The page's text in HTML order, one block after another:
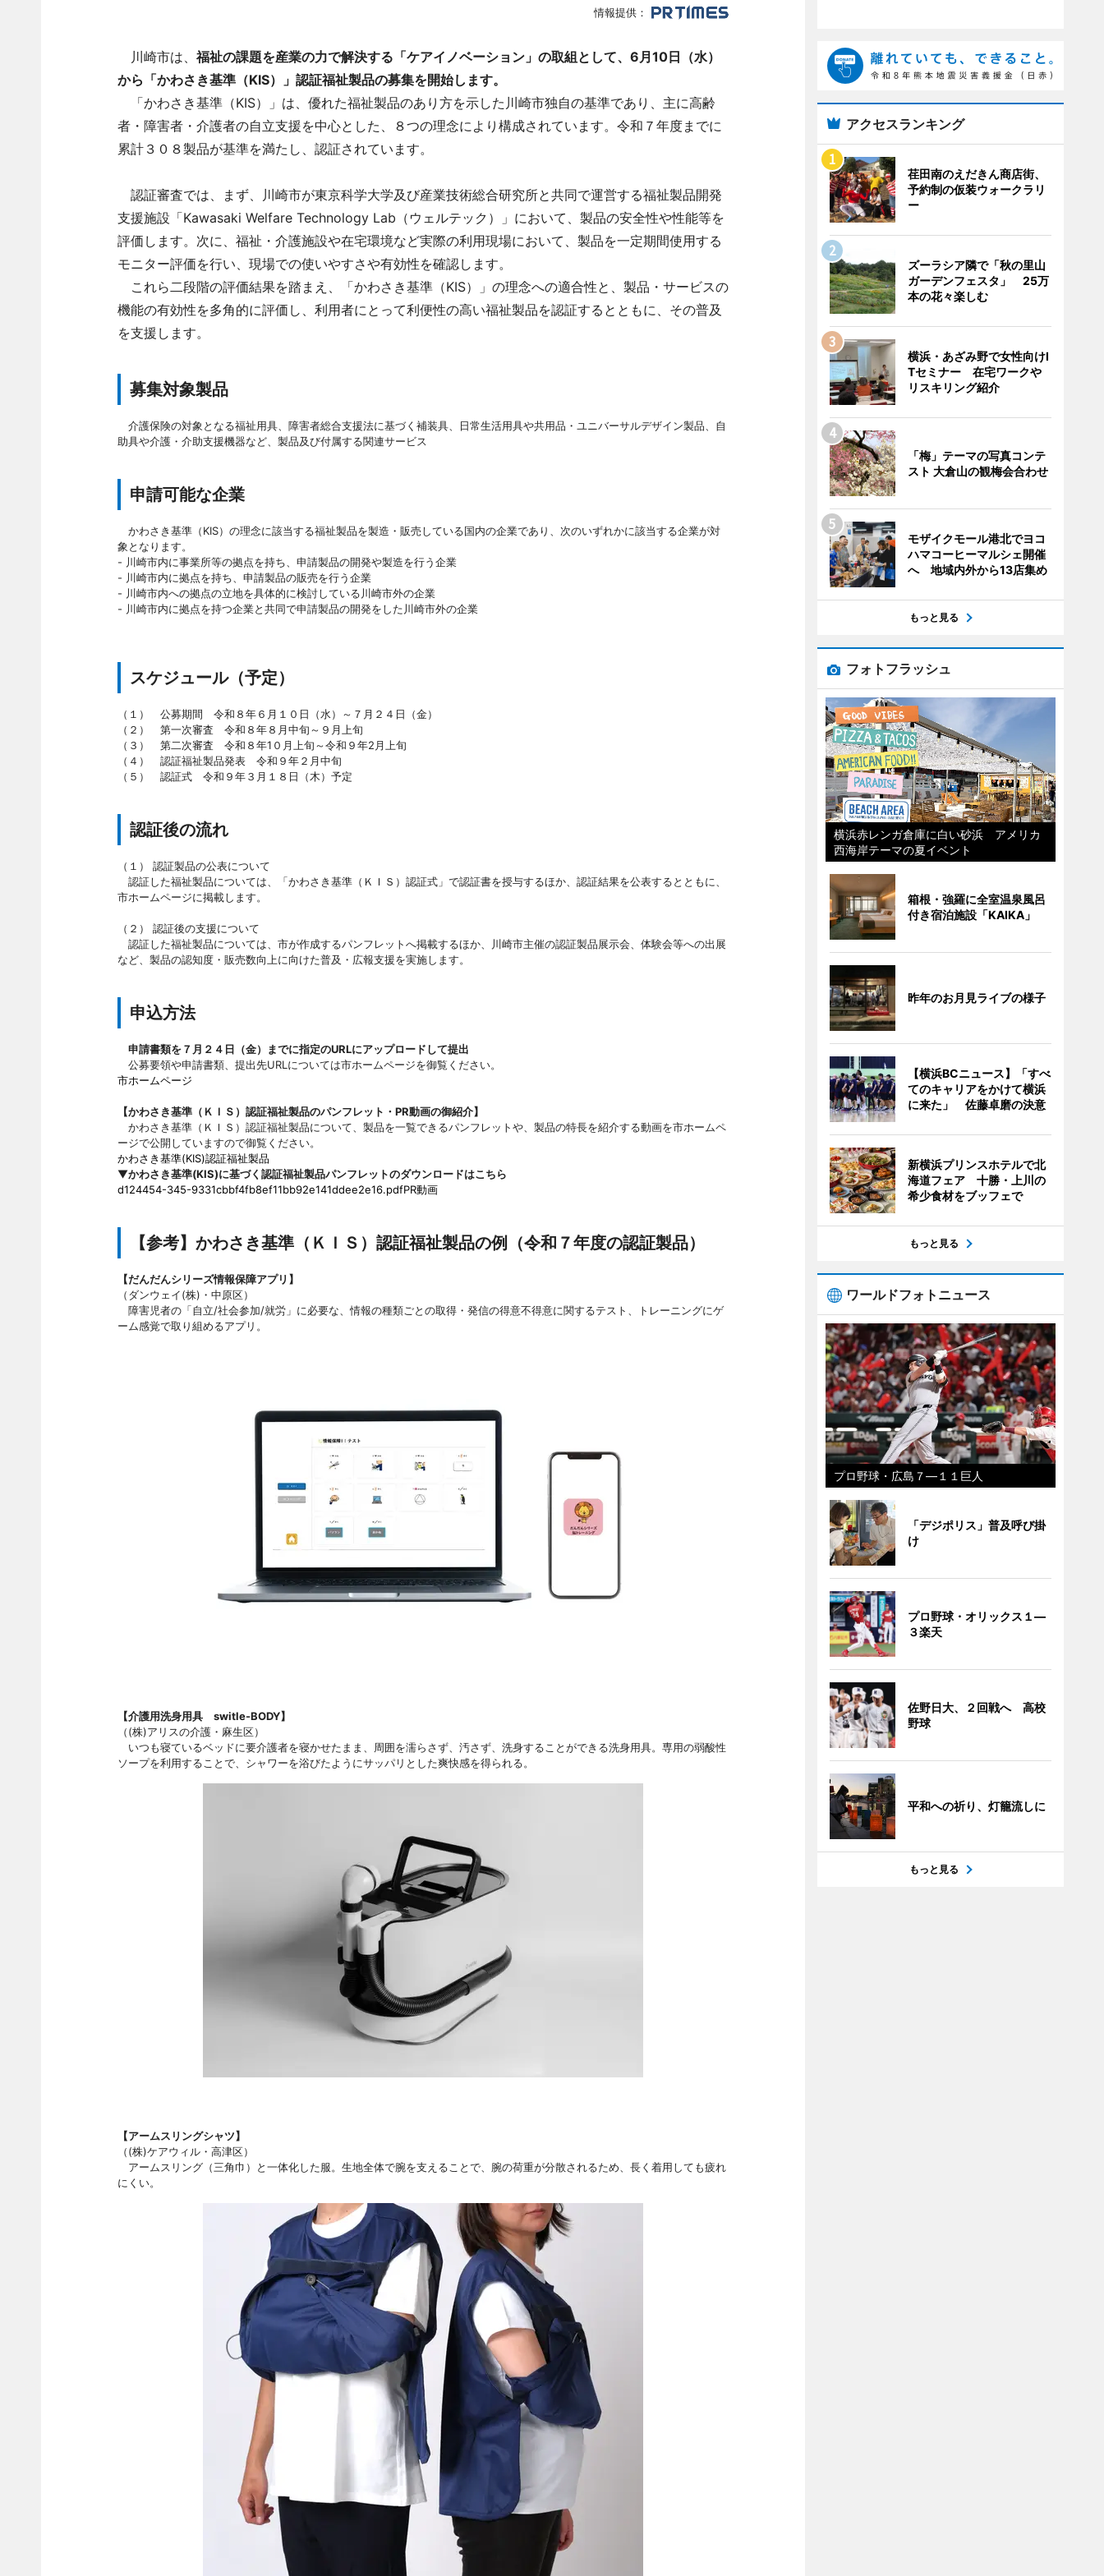
情報提供：
川崎市は、 福祉の課題を産業の力で解決する「ケアイノベーション」の取組として、6月10日（水）
から「かわさき基準（KIS）」認証福祉製品の募集を開始します。
「かわさき基準（KIS）」は、優れた福祉製品のあり方を示した川崎市独自の基準であり、主に高齢
者・障害者・介護者の自立支援を中心とした、８つの理念により構成されています。令和７年度までに
累計３０８製品が基準を満たし、認証されています。
認証審査では、まず、川崎市が東京科学大学及び産業技術総合研究所と共同で運営する福祉製品開発
支援施設「Kawasaki Welfare Technology Lab（ウェルテック）」において、製品の安全性や性能等を
評価します。次に、福祉・介護施設や在宅環境など実際の利用現場において、製品を一定期間使用する
モニター評価を行い、現場での使いやすさや有効性を確認します。
これら二段階の評価結果を踏まえ、「かわさき基準（KIS）」の理念への適合性と、製品・サービスの
機能の有効性を多角的に評価し、利用者にとって利便性の高い福祉製品を認証するとともに、その普及
を支援します。
募集対象製品
介護保険の対象となる福祉用具、障害者総合支援法に基づく補装具、日常生活用具や共用品・ユニバーサルデザイン製品、自
助具や介護・介助支援機器など、製品及び付属する関連サービス
申請可能な企業
かわさき基準（KIS）の理念に該当する福祉製品を製造・販売している国内の企業であり、次のいずれかに該当する企業が対
象となります。
- 川崎市内に事業所等の拠点を持ち、申請製品の開発や製造を行う企業
- 川崎市内に拠点を持ち、申請製品の販売を行う企業
- 川崎市内への拠点の立地を具体的に検討している川崎市外の企業
- 川崎市内に拠点を持つ企業と共同で申請製品の開発をした川崎市外の企業
スケジュール（予定）
（１） 公募期間 令和８年６月１０日（水）～７月２４日（金）
（２） 第一次審査 令和８年８月中旬～９月上旬
（３） 第二次審査 令和８年1０月上旬～令和９年2月上旬
（４） 認証福祉製品発表 令和９年２月中旬
（５） 認証式 令和９年３月１８日（木）予定
認証後の流れ
（１） 認証製品の公表について
認証した福祉製品については、「かわさき基準（ＫＩＳ）認証式」で認証書を授与するほか、認証結果を公表するとともに、
市ホームページに掲載します。
（２） 認証後の支援について
認証した福祉製品については、市が作成するパンフレットへ掲載するほか、川崎市主催の認証製品展示会、体験会等への出展
など、製品の認知度・販売数向上に向けた普及・広報支援を実施します。
申込方法
申請書類を７月２４日（金）までに指定のURLにアップロードして提出
公募要領や申請書類、提出先URLについては市ホームページを御覧ください。
市ホームページ
【かわさき基準（ＫＩＳ）認証福祉製品のパンフレット・PR動画の御紹介】
かわさき基準（ＫＩＳ）認証福祉製品について、製品を一覧できるパンフレットや、製品の特長を紹介する動画を市ホームペ
ージで公開していますので御覧ください。
かわさき基準(KIS)認証福祉製品
▼かわさき基準(KIS)に基づく認証福祉製品パンフレットのダウンロードはこちら
d124454-345-9331cbbf4fb8ef11bb92e141ddee2e16.pdfPR動画
【参考】かわさき基準（ＫＩＳ）認証福祉製品の例（令和７年度の認証製品）
【だんだんシリーズ情報保障アプリ】
（ダンウェイ(株)・中原区）
障害児者の「自立/社会参加/就労」に必要な、情報の種類ごとの取得・発信の得意不得意に関するテスト、トレーニングにゲ
ーム感覚で取り組めるアプリ。
【介護用洗身用具 switle-BODY】
（(株)アリスの介護・麻生区）
いつも寝ているベッドに要介護者を寝かせたまま、周囲を濡らさず、汚さず、洗身することができる洗身用具。専用の弱酸性
ソープを利用することで、シャワーを浴びたようにサッパリとした爽快感を得られる。
【アームスリングシャツ】
（(株)ケアウィル・高津区）
アームスリング（三角巾）と一体化した服。生地全体で腕を支えることで、腕の荷重が分散されるため、長く着用しても疲れ
にくい。
アクセスランキング
荏田南のえだきん商店街、
予約制の仮装ウォークラリ
ー
ズーラシア隣で「秋の里山
ガーデンフェスタ」 25万
本の花々楽しむ
横浜・あざみ野で女性向けI
Tセミナー 在宅ワークや
リスキリング紹介
「梅」テーマの写真コンテ
スト 大倉山の観梅会合わせ
モザイクモール港北でヨコ
ハマコーヒーマルシェ開催
へ 地域内外から13店集め
もっと見る
フォトフラッシュ
横浜赤レンガ倉庫に白い砂浜 アメリカ
西海岸テーマの夏イベント
箱根・強羅に全室温泉風呂
付き宿泊施設「KAIKA」
昨年のお月見ライブの様子
【横浜BCニュース】「すべ
てのキャリアをかけて横浜
に来た」 佐藤卓磨の決意
新横浜プリンスホテルで北
海道フェア 十勝・上川の
希少食材をブッフェで
もっと見る
ワールドフォトニュース
プロ野球・広島７―１１巨人
「デジポリス」普及呼び掛
け
プロ野球・オリックス１―
３楽天
佐野日大、２回戦へ 高校
野球
平和への祈り、灯籠流しに
もっと見る